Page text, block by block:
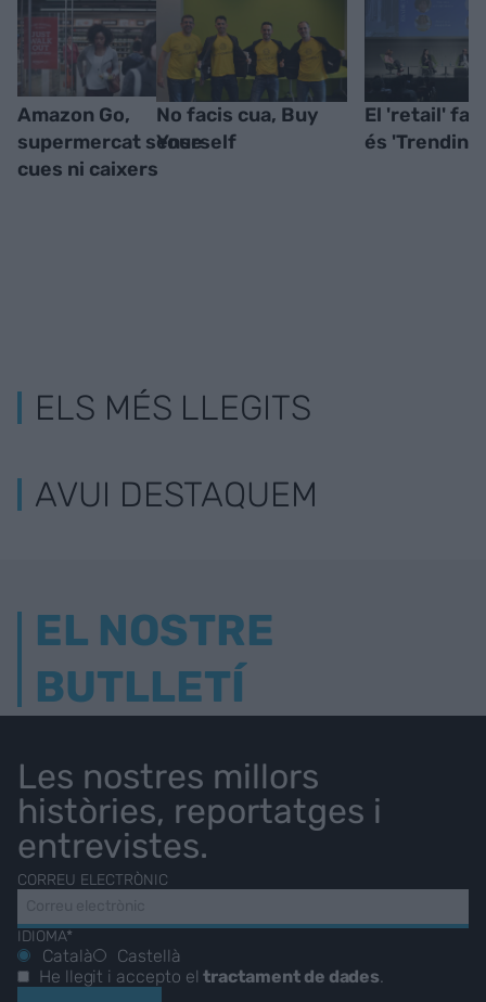
Amazon Go,
supermercat sense
cues ni caixers
No facis cua, Buy
Yourself
El 'retail' fa
és 'Trending
ELS MÉS LLEGITS
AVUI DESTAQUEM
EL NOSTRE
BUTLLETÍ
Les nostres millors
històries, reportatges i
entrevistes.
CORREU ELECTRÒNIC
IDIOMA*
Català
Castellà
He llegit i accepto eltractament de dades